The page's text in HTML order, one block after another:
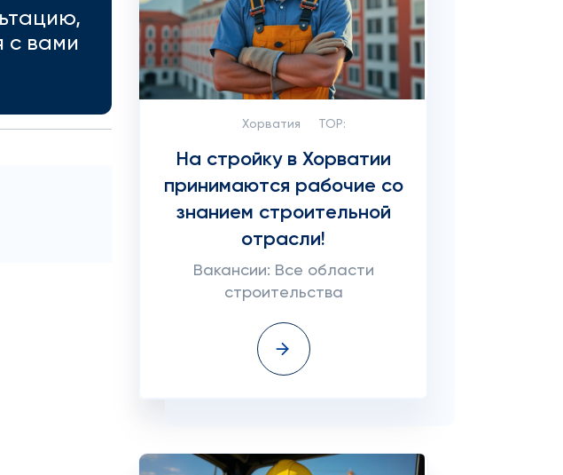
с вами
Хорватия TOP:
На стройку в Хорватии
принимаются рабочие со
знанием строительной
отрасли!
Вакансии: Все области
строительства